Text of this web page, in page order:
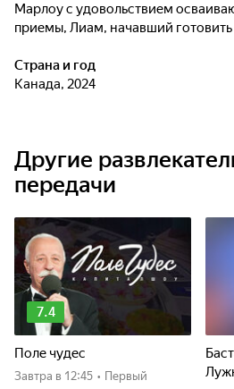
Марлоу с удовольствием
приемы, Лиам, начавший готовить
поваров, а отец и сын Венделл и
свои любимые блюда.
Страна и год
Канада, 2024
Другие
передачи
7.4
Поле чудес
Завтра в 12:45 • Первый